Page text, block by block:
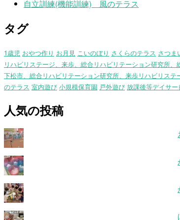
自立訓練(機能訓練) 風のテラス
タグ
1歳児 おやつ作り お月見 こいのぼり さくらのテラス さつま
リハビリステージ、来歩、総合リハビリテーション研究所、
下松市、総合リハビリテーション研究所、来歩リハビリス
のテラス 室内遊び 小規模保育園 戸外遊び 放課後等デイサー
人気の投稿